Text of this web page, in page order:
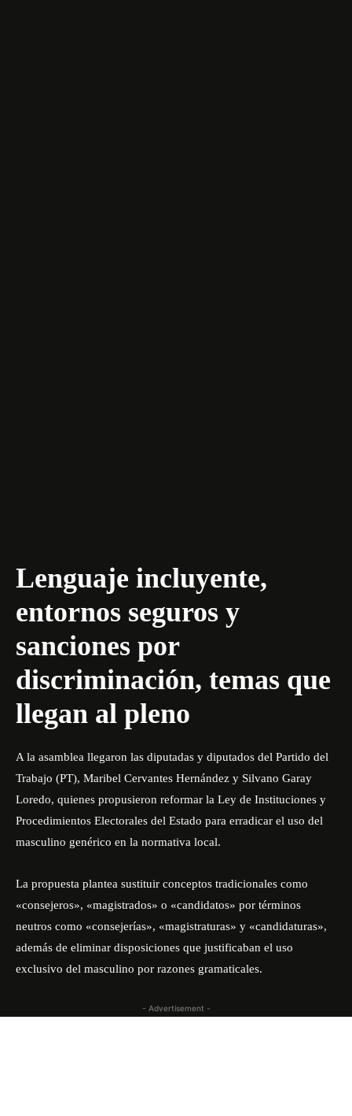
Lenguaje incluyente,
entornos seguros y
sanciones por
discriminación, temas que
llegan al pleno
A la asamblea llegaron las diputadas y diputados del Partido del
Trabajo (PT), Maribel Cervantes Hernández y Silvano Garay
Loredo, quienes propusieron reformar la Ley de Instituciones y
Procedimientos Electorales del Estado para erradicar el uso del
masculino genérico en la normativa local.
La propuesta plantea sustituir conceptos tradicionales como
«consejeros», «magistrados» o «candidatos» por términos
neutros como «consejerías», «magistraturas» y «candidaturas»,
además de eliminar disposiciones que justificaban el uso
exclusivo del masculino por razones gramaticales.
- Advertisement -